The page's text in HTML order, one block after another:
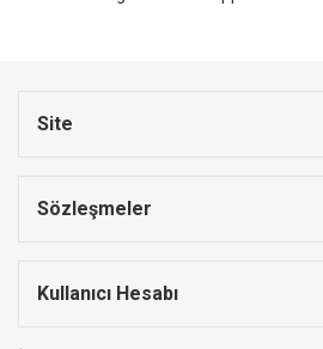
Site
Sözleşmeler
Kullanıcı Hesabı